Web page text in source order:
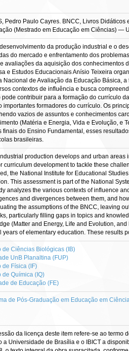
Pedro Paulo Cayres. BNCC, Livros
(Mestrado em Educação em Ciências) —
da produção industrial e o
do mercado e enfrentamento dos
avaliações da aquisição dos conhecimentos
e Estudos Educacionais Anísio Teixeira
Nacional de Avaliação da Educação Básica,
contextos de influência e busca
pode contribuir para a formação do currículo
importantes formadores do currículo. Os
vazios de assuntos e conhecimentos
(Matéria e Energia, Vida e Evolução, e
finais do Ensino Fundamental, esses
brasileiras.
production develops and urban
curriculum development to tackle these
the National Institute for Educational
This assessment is part of the National
analyzes the various contexts of influence
and divergences between them, and
the assumptions of the BNCC, leaving
particularly filling gaps in topics and
(Matter and Energy, Life and Evolution,
years of elementary education. These results
de Ciências Biológicas (IB)
UnB Planaltina (FUP)
de Física (IF)
de Química (IQ)
de Educação (FE)
de Pós-Graduação em Educação em
da licença deste item refere-se ao
a Universidade de Brasília e o IBICT a